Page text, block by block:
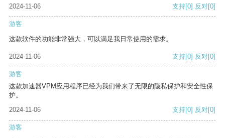
2024-11-06 支持[0] 反对[0]
游客
这款软件的功能非常强大，可以满足我日常使用的需求。
2024-11-06 支持[0] 反对[0]
游客
这款加速器VPM应用程序已经为我们带来了无限的隐私保护和安全性保
护。
2024-11-06
支持[0] 反对[0]
游客